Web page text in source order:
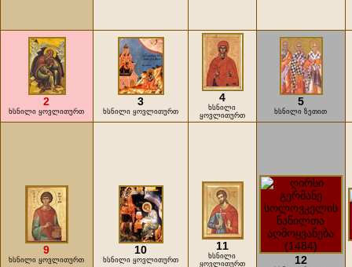
2
ხსნილი ყოვლითურთ
3
ხსნილი ყოვლითურთ
4
ხსნილი
ყოვლითურთ
5
ხსნილი ზეთით
9
ხსნილი ყოვლითურთ
10
ხსნილი ყოვლითურთ
11
ხსნილი
ყოვლითურთ
12